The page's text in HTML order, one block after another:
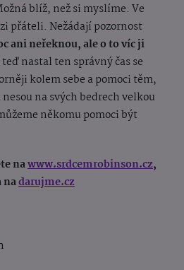
blíž, než si myslíme. Ve
přáteli. Nežádají pozornost
ani neřeknou, ale o to víc ji
nastal ten správný čas se
kolem sebe a pomoci těm,
na svých bedrech velkou
někomu pomoci být
nawww.srdcemrobinson.cz,
nadarujme.cz